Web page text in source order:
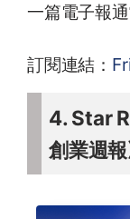
一篇電子報
訂閱連結：
4. Star
創業週報